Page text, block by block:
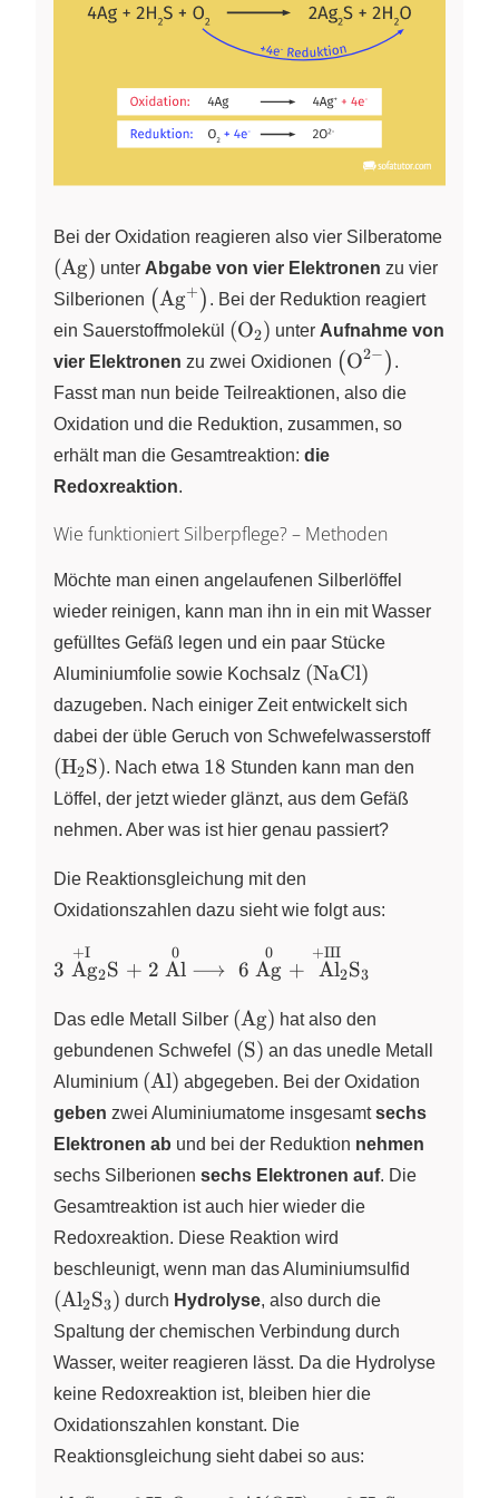
Bei der Oxidation reagieren also vier Silberatome
\left(
\ce{Ag}
(Ag) unter Abgabe von vier Elektronen zu vier
Silberionen \left(
\ce{Ag^+}
(AgX
+ ) . Bei der Reduktion reagiert
ein Sauerstoffmolekül \left(
\ce{O2}
(OX
2) unter Aufnahme von
vier Elektronen zu zwei Oxidionen \left(
\ce{O^{2-}}
(OX
2− ) .
Fasst man nun beide Teilreaktionen, also die
Oxidation und die Reduktion, zusammen, so
erhält man die Gesamtreaktion: die
Redoxreaktion.
Wie funktioniert Silberpflege? – Methoden
Möchte man einen angelaufenen Silberlöffel
wieder reinigen, kann man ihn in ein mit Wasser
gefülltes Gefäß legen und ein paar Stücke
Aluminiumfolie sowie Kochsalz \left(
\ce{NaCl}
(NaCl)
dazugeben. Nach einiger Zeit entwickelt sich
dabei der üble Geruch von Schwefelwasserstoff\left(
(HX
2S). Nach etwa 18
18 Stunden kann man den
Löffel, der jetzt wieder glänzt, aus dem Gefäß
nehmen. Aber was ist hier genau passiert?
Die Reaktionsgleichung mit den
Oxidationszahlen dazu sieht wie folgt aus:
3\stackrel{\text{+I~~~~~~}}
{\ce{Ag2S}} +
~2\stackrel{\text{0}}
{\ce{Al}}~ \longrightarrow ~6
\stackrel{\text{0}}{\ce{Ag}}
+
\stackrel{\text{+III~~~~~~~~}}
{\ce{Al2S3}}
3 AgX
2S
+I
+ 2 Al
0
⟶ 6 Ag
0
+ AlX
2SX
3
+III
Das edle Metall Silber \left(
\ce{Ag}
\right)
(Ag) hat also den
gebundenen Schwefel \left(
\ce{S}
(S) an das unedle Metall
Aluminium \left(
\ce{Al}
(Al) abgegeben. Bei der Oxidation
geben zwei Aluminiumatome insgesamtsechs
Elektronen ab und bei der Reduktion nehmen
sechs Silberionen sechs Elektronen auf. Die
Gesamtreaktion ist auch hier wieder die
Redoxreaktion. Diese Reaktion wird
beschleunigt, wenn man das Aluminiumsulfid
(AlX
2SX
3) durch Hydrolyse, also durch die
Spaltung der chemischen Verbindung durch
Wasser, weiter reagieren lässt. Da die Hydrolyse
keine Redoxreaktion ist, bleiben hier die
Oxidationszahlen konstant. Die
Reaktionsgleichung sieht dabei so aus: